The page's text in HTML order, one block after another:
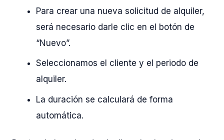
Para crear una nueva solicitud de alquiler,
será necesario darle clic en el botón de
“Nuevo”.
Seleccionamos el cliente y el periodo de
alquiler.
La duración se calculará de forma
automática.